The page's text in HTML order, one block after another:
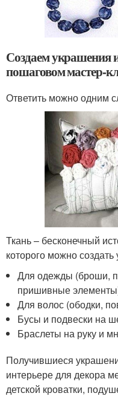
Создаем украшения
пошаговом мастер-
Ответить можно одним
Ткань – бесконечный
которого можно
Для одежды (броши,
пришивные
Для волос (ободки,
Бусы и подвески на
Браслеты на руку и
Получившиеся
интерьере для декора
детской кроватки,